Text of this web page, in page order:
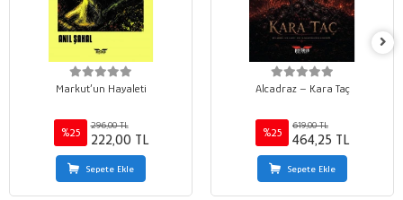
Markut’un Hayaleti
%25
296,00 TL
222,00 TL
Sepete Ekle
Alcadraz – Kara Taç
%25
619,00 TL
464,25 TL
Sepete Ekle